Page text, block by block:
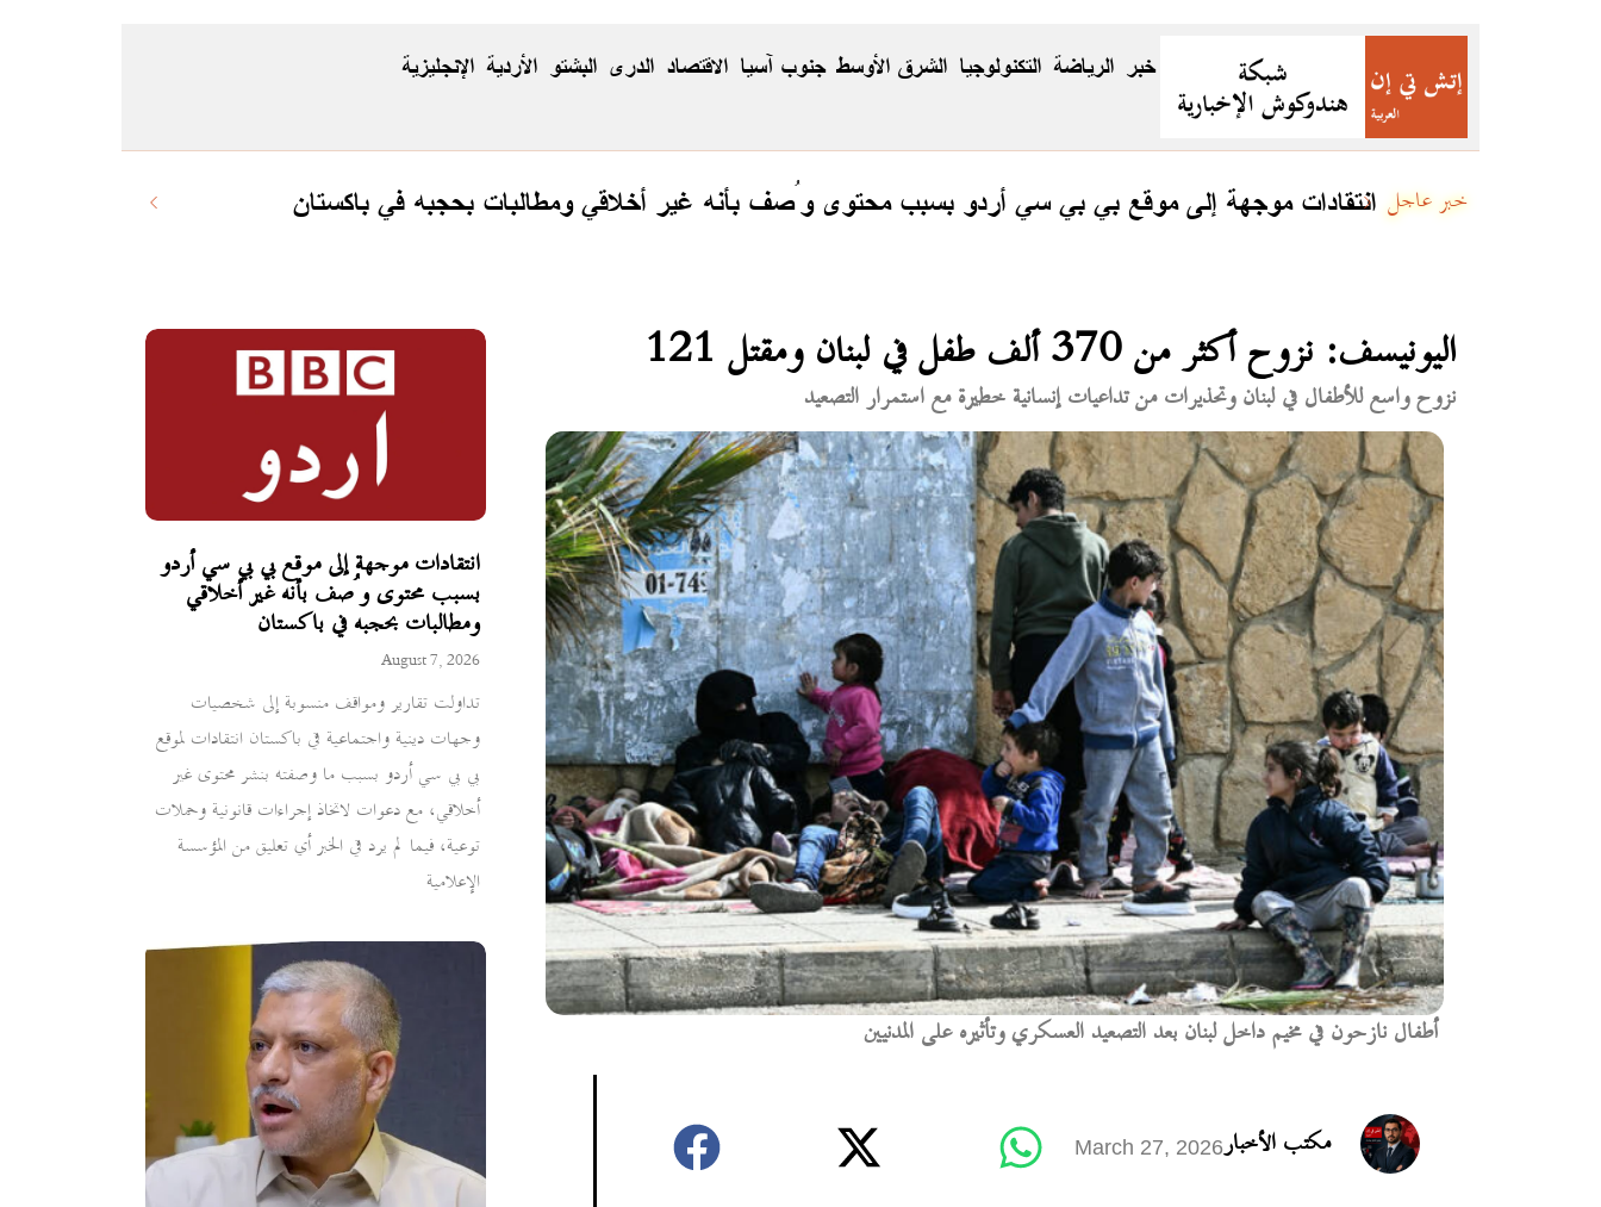
الاقتصاد جنوب آسيا الشرق الأوسط التكنولوجيا الرياضة خبر الإنجليزية الأردية البشتو الدری
انتقادات موجهة إلى موقع بي بي سي أردو بسبب محتوى وُصف بأنه غير أخلاقي ومطالبات بحجبه في باكستان خبر عاجل
انتقادات موجهة إلى موقع بي بي سي أردو
بسبب محتوى وُصف بأنه غير أخلاقي
ومطالبات بحجبه في باكستان
August 7, 2026
تداولت تقارير ومواقف منسوبة إلى شخصيات
وجهات دينية واجتماعية في باكستان انتقادات لموقع
بي بي سي أردو بسبب ما وصفته بنشر محتوى غير
أخلاقي، مع دعوات لاتخاذ إجراءات قانونية وحملات
توعية، فيما لم يرد في الخبر أي تعليق من المؤسسة
الإعلامية
اليونيسف: نزوح أكثر من 370 ألف طفل في لبنان ومقتل 121
نزوح واسع للأطفال في لبنان وتحذيرات من تداعيات إنسانية خطيرة مع استمرار التصعيد
أطفال نازحون في مخيم داخل لبنان بعد التصعيد العسكري وتأثيره على المدنيين
مكتب الأخبارMarch 27, 2026